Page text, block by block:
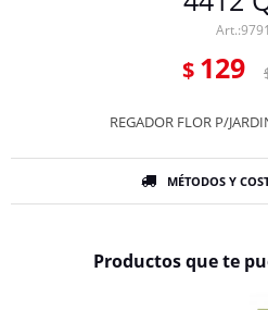
9791
$ 129
REGADOR FLOR P/
MÉTODOS Y
Productos que te